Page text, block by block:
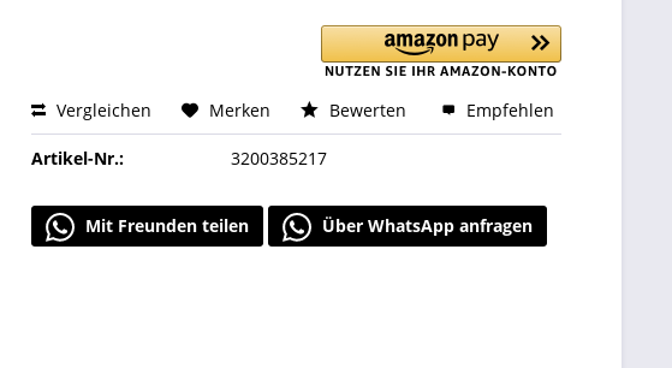
Vergleichen Merken Bewerten Empfehlen
Artikel-Nr.: 3200385217
Mit Freunden teilen Über WhatsApp anfragen